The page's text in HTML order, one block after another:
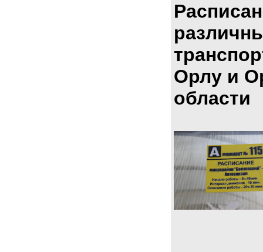
Орлу и
области